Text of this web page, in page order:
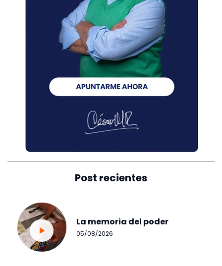
Post recientes
La memoria del poder
05/08/2026